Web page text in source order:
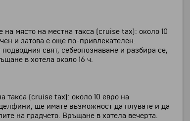
място на местна такса (cruise tax): около 10
и затова е още по-привлекателен.
свят, себеопознаване и разбира се,
в хотела около 16 ч.
(cruise tax): около 10 евро на
ще имате възможност да плувате и да
на градчето. Връщане в хотела вечерта.